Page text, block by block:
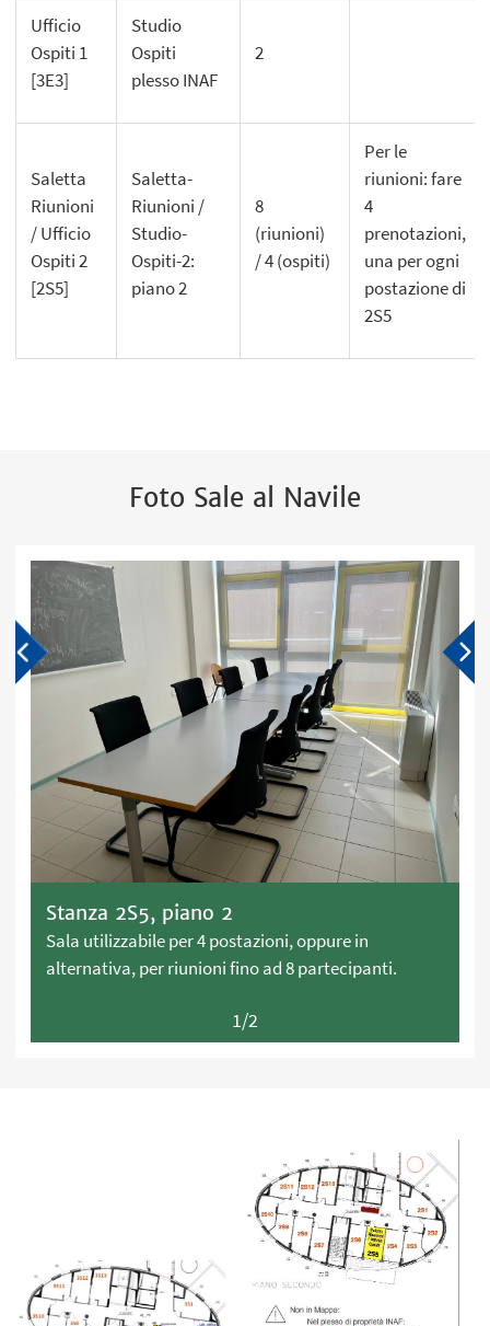
Ufficio
Ospiti 1
[3E3]
Studio
Ospiti
plesso INAF
2
Saletta
Riunioni
/ Ufficio
Ospiti 2
[2S5]
Saletta-
Riunioni /
Studio-
Ospiti-2:
piano 2
8
(riunioni)
/ 4 (ospiti)
Per le
riunioni: fare
4
prenotazioni,
una per ogni
postazione di
2S5
Foto Sale al Navile
Stanza 2S5, piano 2
Sala utilizzabile per 4 postazioni, oppure in
alternativa, per riunioni fino ad 8 partecipanti.
1/2